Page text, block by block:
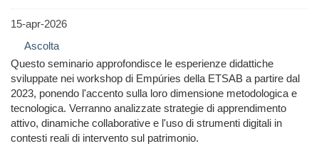
15-apr-2026
Ascolta
Questo seminario approfondisce le esperienze didattiche
sviluppate nei workshop di Empúries della ETSAB a partire dal
2023, ponendo l'accento sulla loro dimensione metodologica e
tecnologica. Verranno analizzate strategie di apprendimento
attivo, dinamiche collaborative e l'uso di strumenti digitali in
contesti reali di intervento sul patrimonio.